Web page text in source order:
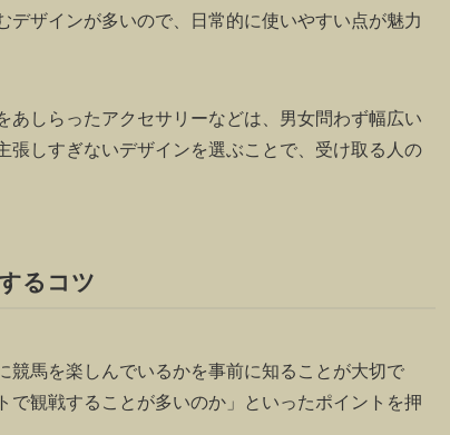
ザインが多いので、日常的に使いやすい点が魅力
しらったアクセサリーなどは、男女問わず幅広い
しすぎないデザインを選ぶことで、受け取る人の
るコツ
競馬を楽しんでいるかを事前に知ることが大切で
観戦することが多いのか」といったポイントを押